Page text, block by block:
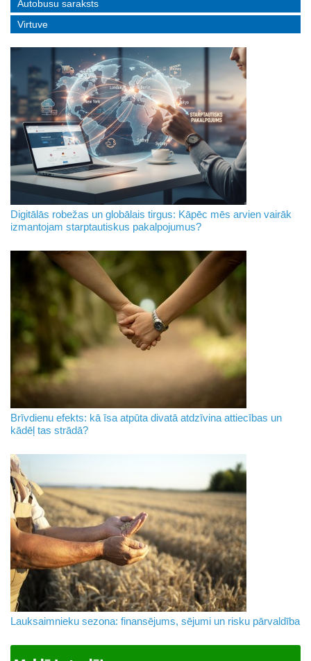
Autobusu saraksts
Virtuve
Digitālās robežas un globālais tirgus: Kāpēc mēs arvien vairāk
izmantojam starptautiskus pakalpojumus?
Brīvdienu efekts: kā īsa atpūta divatā atdzīvina attiecības un
kādēļ tas strādā?
Lauksaimnieku sezona: finansējums, sējumi un risku pārvaldība